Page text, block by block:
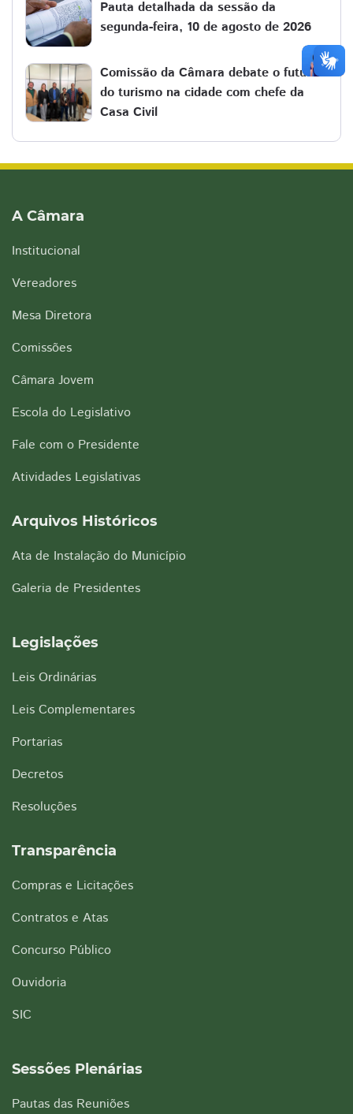
Pauta detalhada da sessão da
segunda-feira, 10 de agosto de 2026
Comissão da Câmara debate o futuro
do turismo na cidade com chefe da
Casa Civil
A Câmara
Institucional
Vereadores
Mesa Diretora
Comissões
Câmara Jovem
Escola do Legislativo
Fale com o Presidente
Atividades Legislativas
Arquivos Históricos
Ata de Instalação do Município
Galeria de Presidentes
Legislações
Leis Ordinárias
Leis Complementares
Portarias
Decretos
Resoluções
Transparência
Compras e Licitações
Contratos e Atas
Concurso Público
Ouvidoria
SIC
Sessões Plenárias
Pautas das Reuniões